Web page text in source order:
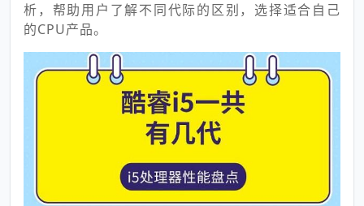
析，帮助用户了解不同代际的区别，选择适合自己
的CPU产品。